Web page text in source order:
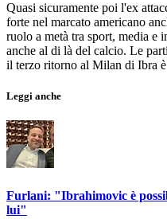
Quasi sicuramente poi l'ex
forte nel marcato americano
ruolo a metà tra sport, media e
anche al di là del calcio. Le
il terzo ritorno al Milan di Ibra
Leggi anche
Furlani: "Ibrahimovic è
lui"